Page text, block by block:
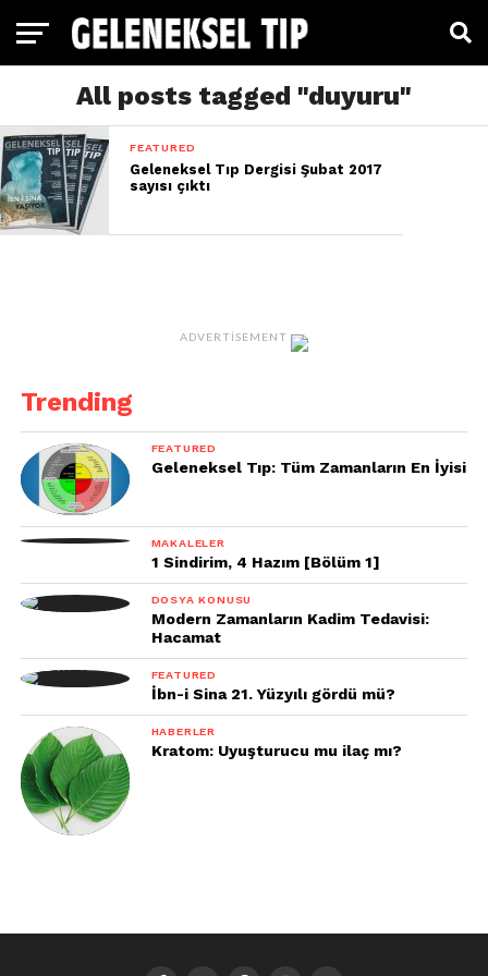
All posts tagged "duyuru"
FEATURED
Geleneksel Tıp Dergisi Şubat 2017
sayısı çıktı
ADVERTISEMENT
Trending
FEATURED
Geleneksel Tıp: Tüm Zamanların En İyisi
MAKALELER
1 Sindirim, 4 Hazım [Bölüm 1]
DOSYA KONUSU
Modern Zamanların Kadim Tedavisi:
Hacamat
FEATURED
İbn-i Sina 21. Yüzyılı gördü mü?
HABERLER
Kratom: Uyuşturucu mu ilaç mı?